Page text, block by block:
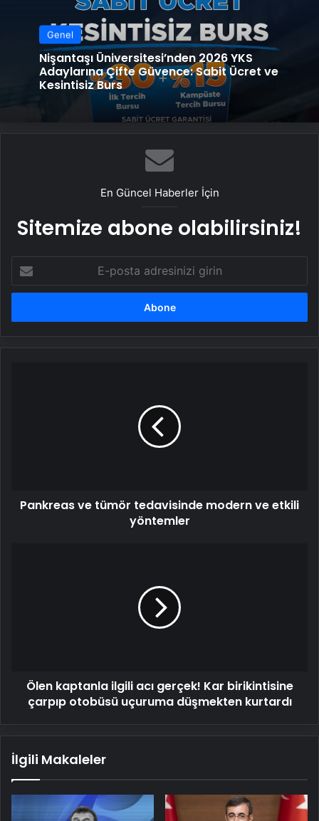
Genel
Nişantaşı Üniversitesi’nden 2026 YKS
Adaylarına Çifte Güvence: Sabit Ücret ve
Kesintisiz Burs
En Güncel Haberler İçin
Sitemize abone olabilirsiniz!
posta
adresinizi
Pankreas ve tümör tedavisinde modern ve etkili
yöntemler
uçuruma
düşmekten
Ölen kaptanla ilgili acı gerçek! Kar birikintisine
çarpıp otobüsü uçuruma düşmekten kurtardı
İlgili Makaleler